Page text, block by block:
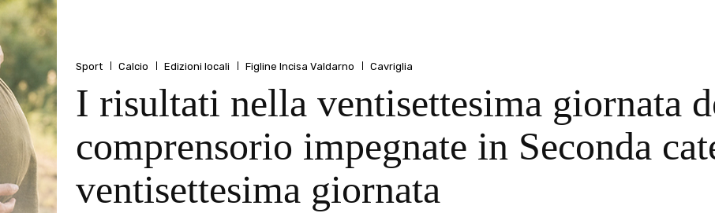
Sport Calcio Edizioni locali Figline Incisa Valdarno Cavriglia
I risultati nella ventisettesima giornata
comprensorio impegnate in Seconda
ventisettesima giornata